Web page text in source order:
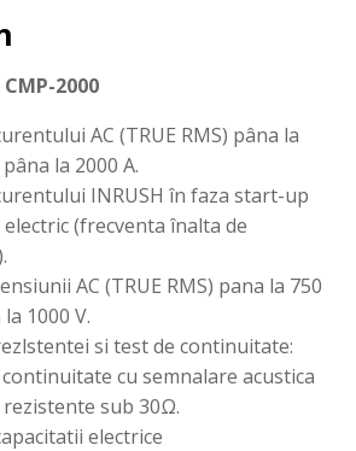
2000
AC (TRUE RMS) pâna la
la 2000 A.
INRUSH în faza start-up
(frecventa înalta de
AC (TRUE RMS) pana la 750
1000 V.
si test de continuitate:
cu semnalare acustica
sub 30Ω.
electrice